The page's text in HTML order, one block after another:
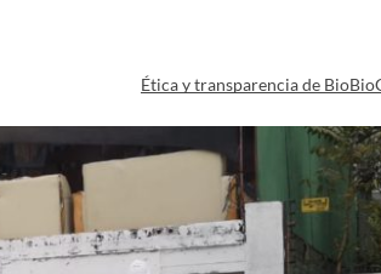
Ética y transparencia de